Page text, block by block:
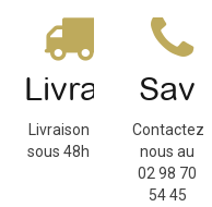
Livraison
Livraison
sous 48h
Sav
Contactez-
nous au
02 98 70
54 45